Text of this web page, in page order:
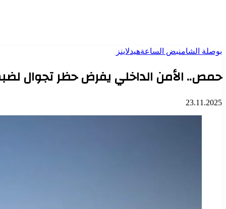
بوصلة الشامنبض الساعةهيدلاينز
حمص.. الأمن الداخلي يفرض حظر تجوال
23.11.2025